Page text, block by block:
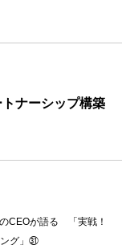
ナーシップ構築
CEOが語る 「実戦！
グ」㉛